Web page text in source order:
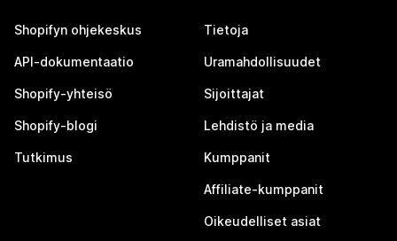
Shopifyn ohjekeskus
API-dokumentaatio
Shopify-yhteisö
Shopify-blogi
Tutkimus
Tietoja
Uramahdollisuudet
Sijoittajat
Lehdistö ja media
Kumppanit
Affiliate-kumppanit
Oikeudelliset asiat